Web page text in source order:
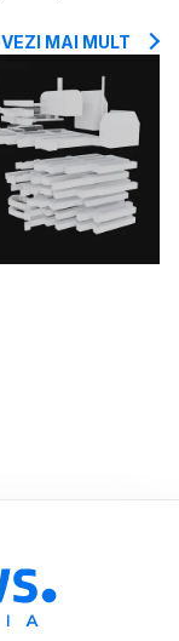
VEZI MAI MULT